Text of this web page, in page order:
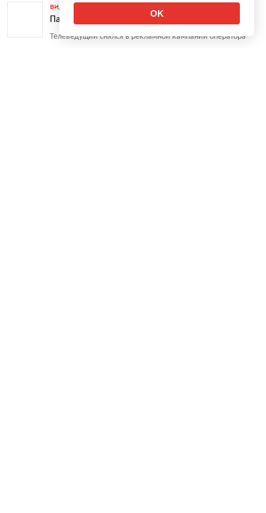
видео
Парфенов стал лицом МегаФона
Телеведущий снялся в рекламной кампании оператора
OK